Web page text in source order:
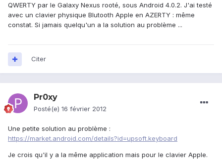
QWERTY par le Galaxy Nexus rooté, sous Android 4.0.2. J'ai testé
avec un clavier physique Blutooth Apple en AZERTY : même
constat. Si jamais quelqu'un a la solution au problème ...
Citer
Pr0xy
Posté(e) 16 février 2012
Une petite solution au problème :
https://market.android.com/details?id=upsoft.keyboard
Je crois qu'il y a la même application mais pour le clavier Apple.